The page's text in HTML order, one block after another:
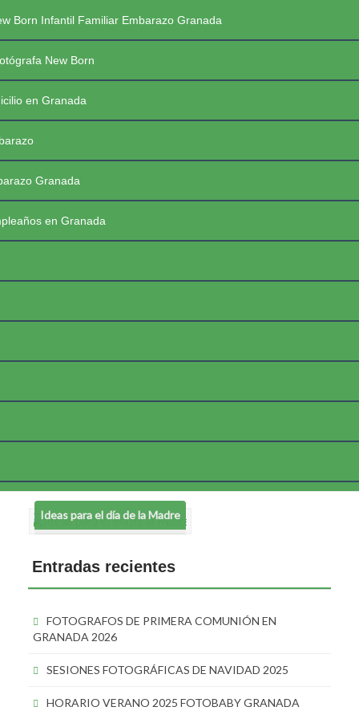
al
contenido
Born Infantil Familiar Embarazo Granada
New Born
en Granada
Granada
en Granada
PREGUNTAS FRECUENTES SESIONES
PRIMERAS COMUNIONES 2026
FotoBaby Granada
Ideas para el día de la Madre
Entradas recientes
FOTOGRAFOS DE PRIMERA COMUNIÓN EN
GRANADA 2026
SESIONES FOTOGRÁFICAS DE NAVIDAD 2025
HORARIO VERANO 2025 FOTOBABY GRANADA